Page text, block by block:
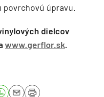
povrchovú úpravu.
dielcov
www.gerflor.sk.